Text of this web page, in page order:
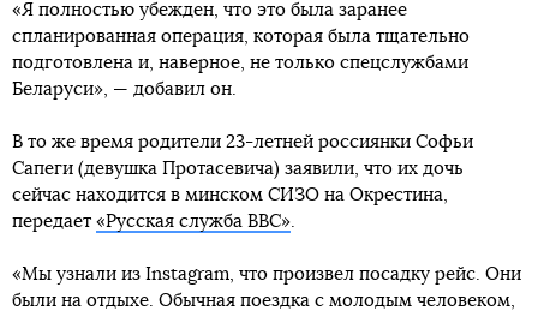
«Я полностью убежден, что это была заранее
спланированная операция, которая была тщательно
подготовлена и, наверное, не только спецслужбами
Беларуси», — добавил он.
В то же время родители 23-летней россиянки Софьи
Сапеги (девушка Протасевича) заявили, что их дочь
сейчас находится в минском СИЗО на Окрестина,
передает «Русская служба BBC».
«Мы узнали из Instagram, что произвел посадку рейс. Они
были на отдыхе. Обычная поездка с молодым человеком,